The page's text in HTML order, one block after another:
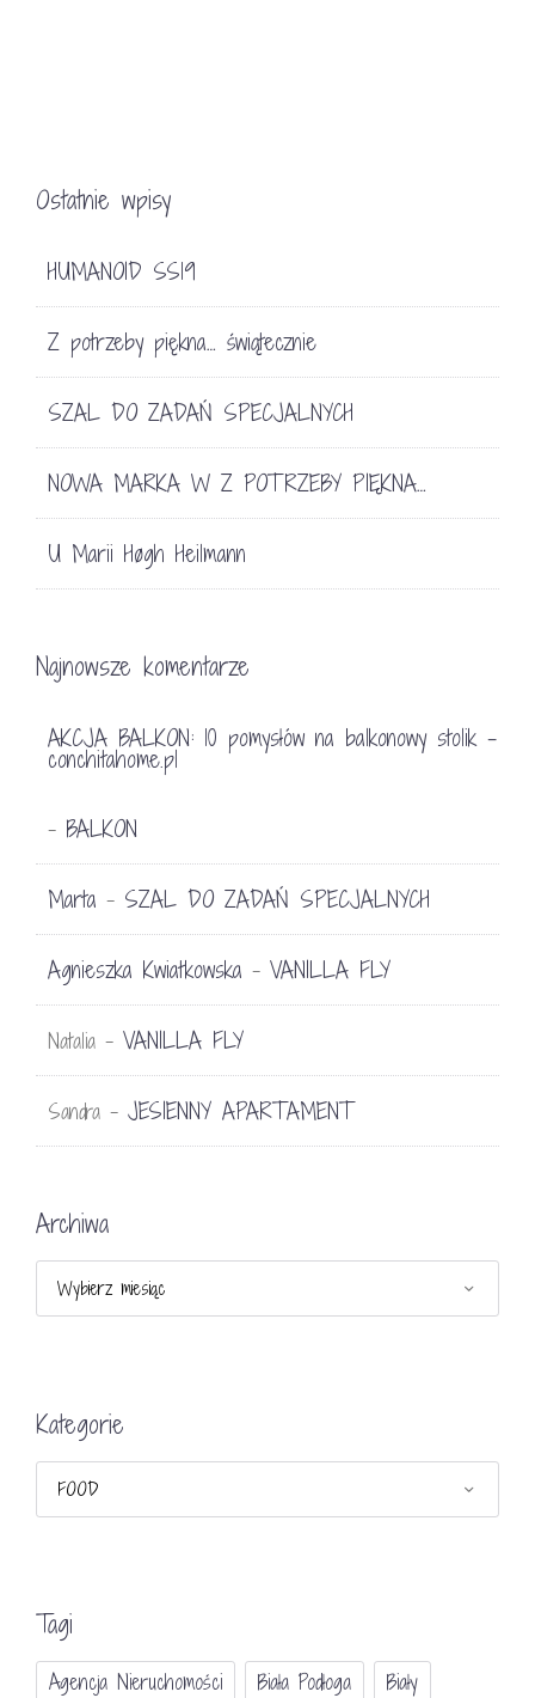
Ostatnie wpisy
HUMANOID SS19
Z potrzeby piękna… świątecznie
SZAL DO ZADAŃ SPECJALNYCH
NOWA MARKA W Z POTRZEBY PIĘKNA…
U Marii Høgh Heilmann
Najnowsze komentarze
AKCJA BALKON: 10 pomysłów na balkonowy stolik -
conchitahome.pl
- BALKON
Marta - SZAL DO ZADAŃ SPECJALNYCH
Agnieszka Kwiatkowska - VANILLA FLY
Natalia - VANILLA FLY
Sandra - JESIENNY APARTAMENT
Archiwa
Kategorie
Kategorie
Tagi
Agencja Nieruchomości Biała Podłoga
Biały